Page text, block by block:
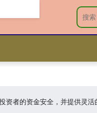
者的资金安全，并提供灵活